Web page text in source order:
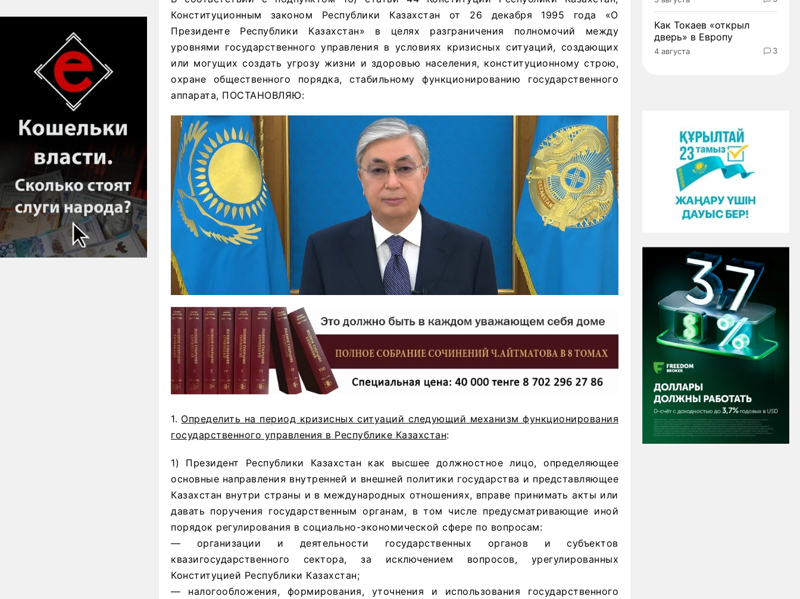
Конституционным законом Республики Казахстан от 26 декабря 1995 года «О
Президенте Республики Казахстан» в целях разграничения полномочий между
уровнями государственного управления в условиях кризисных ситуаций, создающих
или могущих создать угрозу жизни и здоровью населения, конституционному строю,
охране общественного порядка, стабильному функционированию государственного
аппарата, ПОСТАНОВЛЯЮ:
1. Определить на период кризисных ситуаций следующий механизм функционирования
государственного управления в Республике Казахстан:
1) Президент Республики Казахстан как высшее должностное лицо, определяющее
основные направления внутренней и внешней политики государства и представляющее
Казахстан внутри страны и в международных отношениях, вправе принимать акты или
давать поручения государственным органам, в том числе предусматривающие иной
порядок регулирования в социально-экономической сфере по вопросам:
— организации и деятельности государственных органов и субъектов
квазигосударственного сектора, за исключением вопросов, урегулированных
Конституцией Республики Казахстан;
— налогообложения, формирования, уточнения и использования государственного
Как Токаев «открыл
дверь» в Европу
4 августа 3